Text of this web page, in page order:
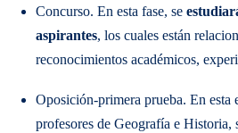
Concurso. En esta fase, se
aspirantes, los cuales están
reconocimientos académicos,
Oposición-primera prueba. En esta
profesores de Geografía e Historia,